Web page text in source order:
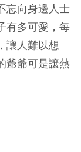
忘向身邊人士
有多可愛，每
讓人難以想
爺爺可是讓熱